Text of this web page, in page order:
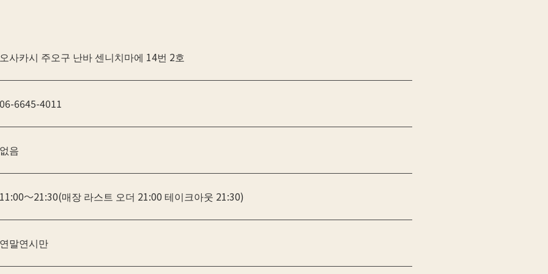
오사카시 주오구 난바 센니치마에 14번 2호
06-6645-4011
없음
11:00～21:30(매장 라스트 오더 21:00 테이크아웃 21:30)
연말연시만